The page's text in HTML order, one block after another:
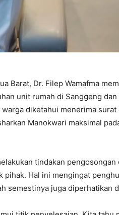
Barat, Dr. Filep Wamafma
unit rumah di Sanggeng dan
diketahui menerima surat
Manokwari maksimal
tindakan pengosongan
pihak. Hal ini mengingat
semestinya juga diperhatikan